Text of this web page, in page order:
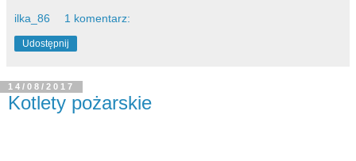
ilka_86 1 komentarz:
Udostępnij
14/08/2017
Kotlety pożarskie